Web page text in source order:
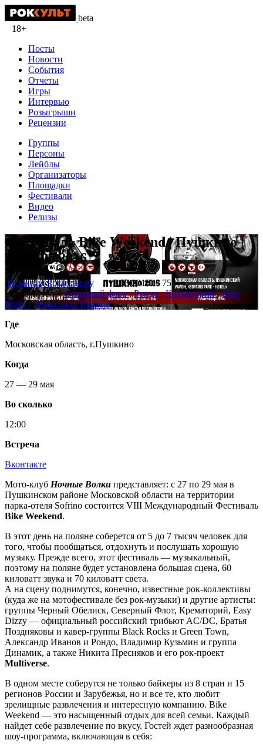
beta
18+
Посты
Новости
События
Отчеты
Игры
Интервью
Розыгрыши
Рецензии
Группы
Персоны
Лейблы
Организаторы
Площадки
Фестивали
Видео
Релизы
Фестиваль Bike Weekend | Пушкино |
27-29.05.2016
Редакция Роккульт.ру 17.05.2016
753
Исполнители:Северный флот,Рондо,Крематорий,Easy
Dizzy,Александр Иванов
Где
Московская область, г.Пушкино
Когда
27 — 29 мая
Во сколько
12:00
Встреча
Вконтакте
Мото-клуб Ночные Волки представляет: c 27 по 29 мая в
Пушкинском районе Московской области на территории
парка-отеля Sofrino состоится VIII Международный Фестиваль
Bike Weekend.
В этот день на поляне соберется от 5 до 7 тысяч человек для
того, чтобы пообщаться, отдохнуть и послушать хорошую
музыку. Прежде всего, этот фестиваль — музыкальный,
поэтому на поляне будет установлена большая сцена, 60
киловатт звука и 70 киловатт света.
А на сцену поднимутся, конечно, известные рок-коллективы
(куда же на мотофестивале без рок-музыки) и другие артисты:
группы Черный Обелиск, Северный Флот, Крематорий, Easy
Dizzy — официальный российский трибьют AC/DC, Братья
Поздняковы и кавер-группы Black Rocks и Green Town,
Александр Иванов и Рондо, Владимир Кузьмин и группа
Динамик, а также Никита Пресняков и его рок-проект
Multiverse.
В одном месте соберутся не только байкеры из 8 стран и 15
регионов России и Зарубежья, но и все те, кто любит
зрелищные развлечения и интересную компанию. Bike
Weekend — это насыщенный отдых для всей семьи. Каждый
найдет себе развлечение по вкусу. Гостей ждет разнообразная
шоу-программа, включающая в себя: